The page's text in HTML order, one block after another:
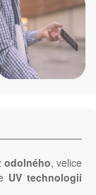
odolného, velice
UV technologií